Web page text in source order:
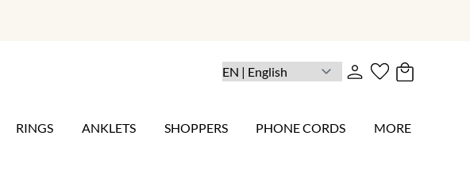
RINGS ANKLETS SHOPPERS PHONE CORDS MORE